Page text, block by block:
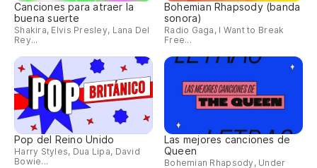
Canciones para atraer la
buena suerte
Shakira, Elvis Presley, Lana Del
Rey...
Bohemian Rhapsody (banda
sonora)
Radio Gaga, I Want to Break
Free...
Pop del Reino Unido
Harry Styles, Dua Lipa, David
Bowie...
Las mejores canciones de
Queen
Bohemian Rhapsody, Under